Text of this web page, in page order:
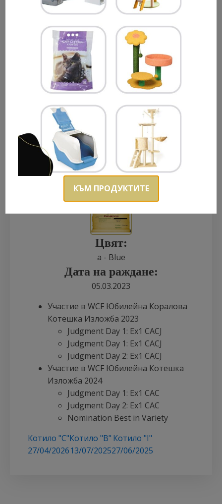
Champion Muhtesem Jasper
Цвят:
a - Blue
Дата на раждане:
05.03.2023
Участие в WCF Юбилейна Коралова
Котешка Изложба 2023
Judgment Day 1: Ex1 CACJ
Judgment Day 1: Ex1 CACJ
Judgment Day 2: Ex1 CACJ
Участие в WCF Юбилейна Котешка
Изложба 2024
Judgment Day 1: Ex1 CAC
Judgment Day 2: Ex1 CAC
Nomination Best in Variety
Котило "C"
27/04/2026
Котило "B"
13/07/2025
Котило "I"
27/06/2025
КЪМ ПРОДУКТИТЕ